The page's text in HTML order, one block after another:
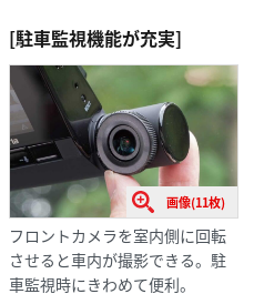
[駐車監視機能が充実]
画像(11枚)
フロントカメラを室内側に回転
させると車内が撮影できる。駐
車監視時にきわめて便利。